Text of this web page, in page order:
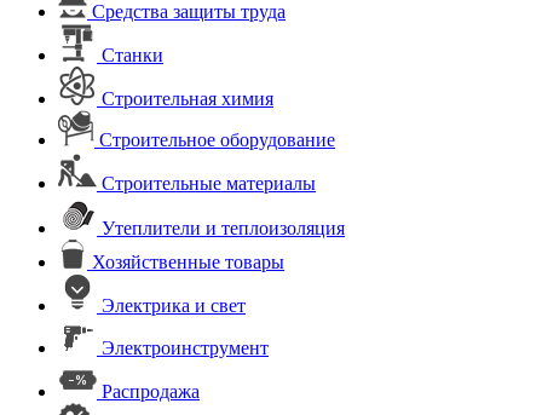
Средства защиты труда
Станки
Строительная химия
Строительное оборудование
Строительные материалы
Утеплители и теплоизоляция
Хозяйственные товары
Электрика и свет
Электроинструмент
Распродажа